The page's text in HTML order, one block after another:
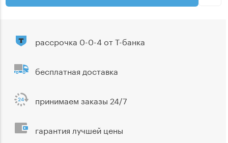
рассрочка 0-0-4 от Т-банка
бесплатная доставка
принимаем заказы 24/7
гарантия лучшей цены